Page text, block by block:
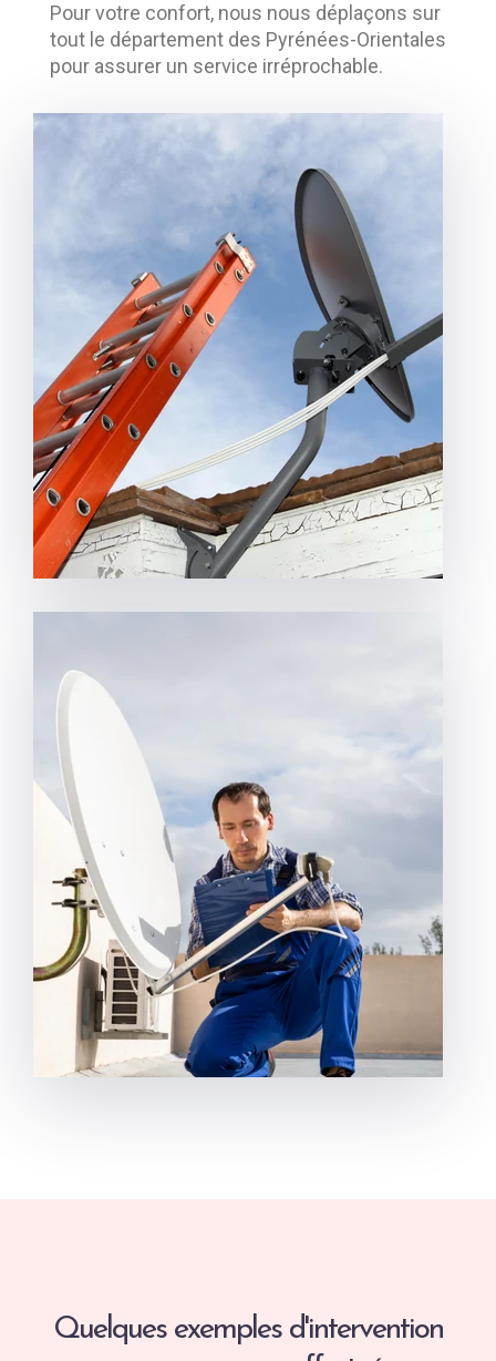
Pour votre confort, nous nous déplaçons sur
tout le département des Pyrénées-Orientales
pour assurer un service irréprochable.
Quelques exemples d'intervention